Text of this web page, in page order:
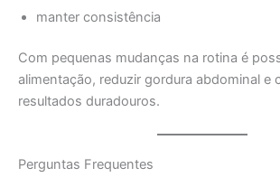
manter consistência
Com pequenas mudanças na rotina é
alimentação, reduzir gordura abdominal e
resultados duradouros.
Perguntas Frequentes